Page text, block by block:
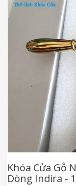
Khóa Cửa Gỗ
Dòng Indira -